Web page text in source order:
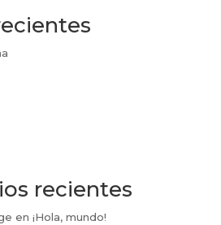
recientes
en ¡Hola, mundo!